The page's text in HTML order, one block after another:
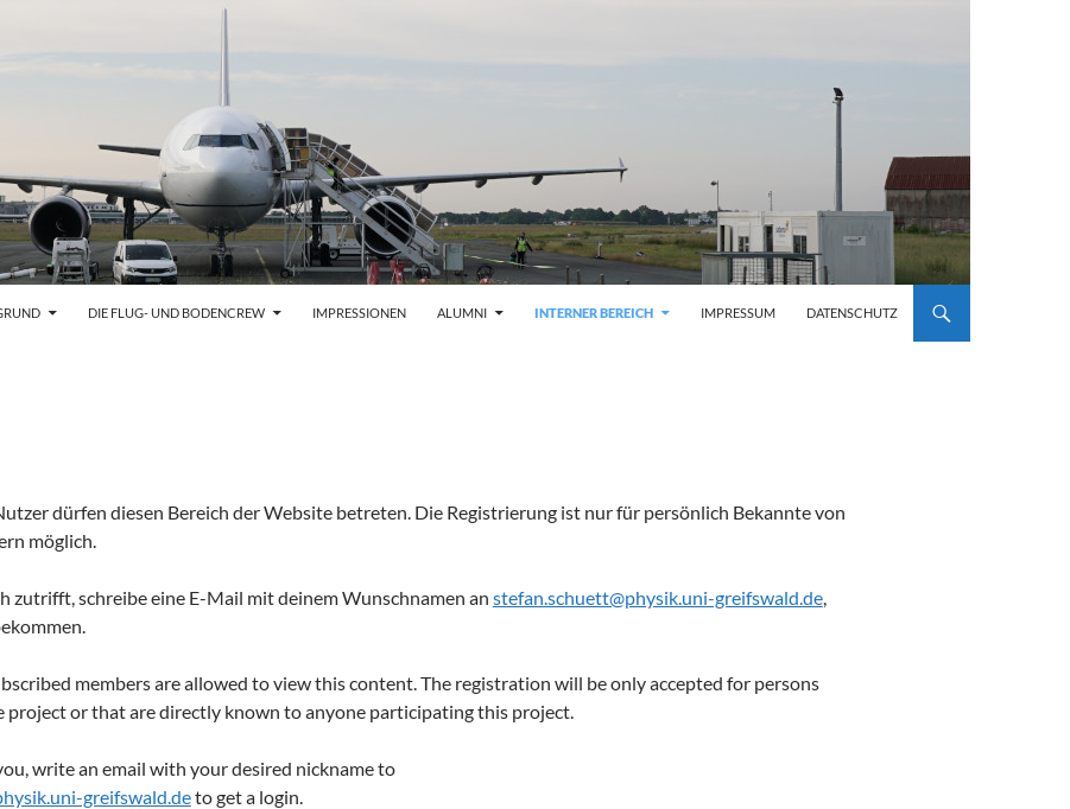
DIE FLUG- UND BODENCREW IMPRESSIONEN ALUMNI INTERNER BEREICH IMPRESSUM DATENSCHUTZ
dürfen diesen Bereich der Website betreten. Die Registrierung ist nur für persönlich Bekannte von
möglich.
zutrifft, schreibe eine E-Mail mit deinem Wunschnamen an stefan.schuett@physik.uni-greifswald.de,
members are allowed to view this content. The registration will be only accepted for persons
or that are directly known to anyone participating this project.
write an email with your desired nickname to
greifswald.deto get a login.